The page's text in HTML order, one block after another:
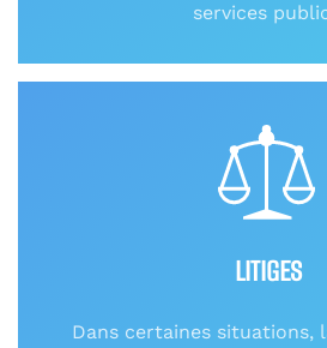
services
LITIGES
Dans certaines situations,